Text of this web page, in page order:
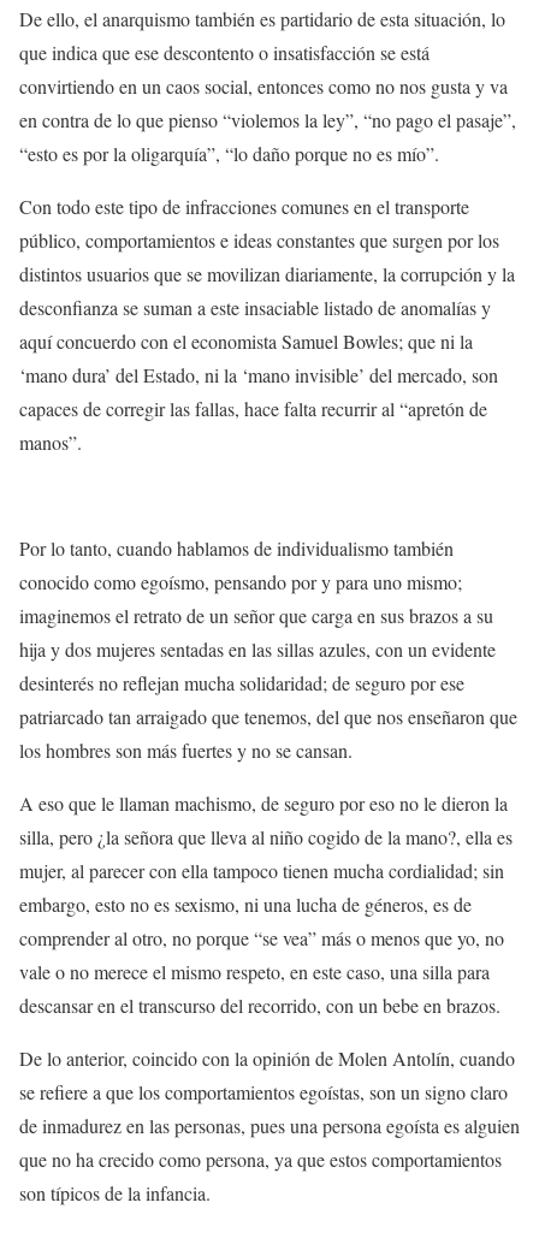
De ello, el anarquismo también es partidario de esta situación, lo
que indica que ese descontento o insatisfacción se está
convirtiendo en un caos social, entonces como no nos gusta y va
en contra de lo que pienso “violemos la ley”, “no pago el pasaje”,
“esto es por la oligarquía”, “lo daño porque no es mío”.
Con todo este tipo de infracciones comunes en el transporte
público, comportamientos e ideas constantes que surgen por los
distintos usuarios que se movilizan diariamente, la corrupción y la
desconfianza se suman a este insaciable listado de anomalías y
aquí concuerdo con el economista Samuel Bowles; que ni la
‘mano dura’ del Estado, ni la ‘mano invisible’ del mercado, son
capaces de corregir las fallas, hace falta recurrir al “apretón de
manos”.
Por lo tanto, cuando hablamos de individualismo también
conocido como egoísmo, pensando por y para uno mismo;
imaginemos el retrato de un señor que carga en sus brazos a su
hija y dos mujeres sentadas en las sillas azules, con un evidente
desinterés no reflejan mucha solidaridad; de seguro por ese
patriarcado tan arraigado que tenemos, del que nos enseñaron que
los hombres son más fuertes y no se cansan.
A eso que le llaman machismo, de seguro por eso no le dieron la
silla, pero ¿la señora que lleva al niño cogido de la mano?, ella es
mujer, al parecer con ella tampoco tienen mucha cordialidad; sin
embargo, esto no es sexismo, ni una lucha de géneros, es de
comprender al otro, no porque “se vea” más o menos que yo, no
vale o no merece el mismo respeto, en este caso, una silla para
descansar en el transcurso del recorrido, con un bebe en brazos.
De lo anterior, coincido con la opinión de Molen Antolín, cuando
se refiere a que los comportamientos egoístas, son un signo claro
de inmadurez en las personas, pues una persona egoísta es alguien
que no ha crecido como persona, ya que estos comportamientos
son típicos de la infancia.